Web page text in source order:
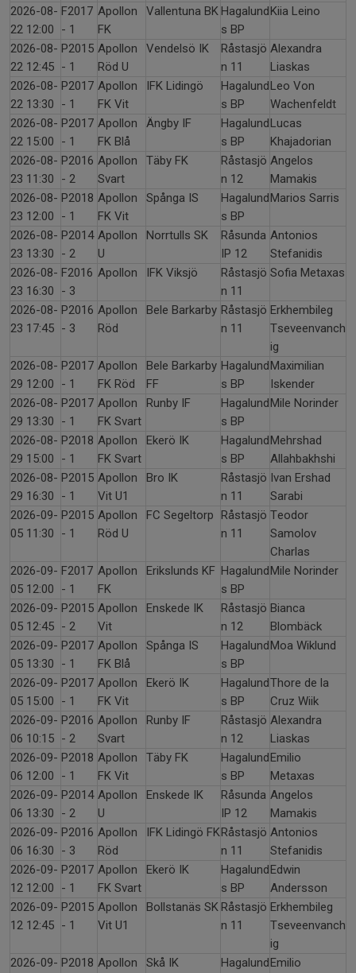
2026-08-
22 12:00
F2017
- 1
Apollon
FK
Vallentuna BKHagalund
s BP
Kiia Leino
2026-08-
22 12:45
P2015
- 1
Apollon
Röd U
Vendelsö IK
Råstasjö
n 11
Alexandra
Liaskas
2026-08-
22 13:30
P2017
- 1
Apollon
FK Vit
IFK Lidingö
Hagalund
s BP
Leo Von
Wachenfeldt
2026-08-
22 15:00
P2017
- 1
Apollon
FK Blå
Ängby IF
Hagalund
s BP
Lucas
Khajadorian
2026-08-
23 11:30
P2016
- 2
Apollon
Svart
Täby FK
Råstasjö
n 12
Angelos
Mamakis
2026-08-
23 12:00
P2018
- 1
Apollon
FK Vit
Spånga IS
Hagalund
s BP
Marios Sarris
2026-08-
23 13:30
P2014
- 2
Apollon
U
Norrtulls SK
Råsunda
IP 12
Antonios
Stefanidis
2026-08-
23 16:30
F2016
- 3
Apollon IFK Viksjö
Råstasjö
n 11
Sofia Metaxas
2026-08-
23 17:45
P2016
- 3
Apollon
Röd
Bele Barkarby Råstasjö
n 11
Erkhembileg
Tseveenvanch
ig
2026-08-
29 12:00
P2017
- 1
Apollon
FK Röd
Bele Barkarby
FF
Hagalund
s BP
Maximilian
Iskender
2026-08-
29 13:30
P2017
- 1
Apollon
FK Svart
Runby IF
Hagalund
s BP
Mile Norinder
2026-08-
29 15:00
P2018
- 1
Apollon
FK Svart
Ekerö IK
Hagalund
s BP
Mehrshad
Allahbakhshi
2026-08-
29 16:30
P2015
- 1
Apollon
Vit U1
Bro IK
Råstasjö
n 11
Ivan Ershad
Sarabi
2026-09-
05 11:30
P2015
- 1
Apollon
Röd U
FC Segeltorp Råstasjö
n 11
Teodor
Samolov
Charlas
2026-09-
05 12:00
F2017
- 1
Apollon
FK
Erikslunds KF Hagalund
s BP
Mile Norinder
2026-09-
05 12:45
P2015
- 2
Apollon
Vit
Enskede IK
Råstasjö
n 12
Bianca
Blombäck
2026-09-
05 13:30
P2017
- 1
Apollon
FK Blå
Spånga IS
Hagalund
s BP
Moa Wiklund
2026-09-
05 15:00
P2017
- 1
Apollon
FK Vit
Ekerö IK
Hagalund
s BP
Thore de la
Cruz Wiik
2026-09-
06 10:15
P2016
- 2
Apollon
Svart
Runby IF
Råstasjö
n 12
Alexandra
Liaskas
2026-09-
06 12:00
P2018
- 1
Apollon
FK Vit
Täby FK
Hagalund
s BP
Emilio
Metaxas
2026-09-
06 13:30
P2014
- 2
Apollon
U
Enskede IK
Råsunda
IP 12
Angelos
Mamakis
2026-09-
06 16:30
P2016
- 3
Apollon
Röd
IFK Lidingö FKRåstasjö
n 11
Antonios
Stefanidis
2026-09-
12 12:00
P2017
- 1
Apollon
FK Svart
Ekerö IK
Hagalund
s BP
Edwin
Andersson
2026-09-
12 12:45
P2015
- 1
Apollon
Vit U1
Bollstanäs SKRåstasjö
n 11
Erkhembileg
Tseveenvanch
ig
2026-09- P2018 Apollon
Skå IK
HagalundEmilio